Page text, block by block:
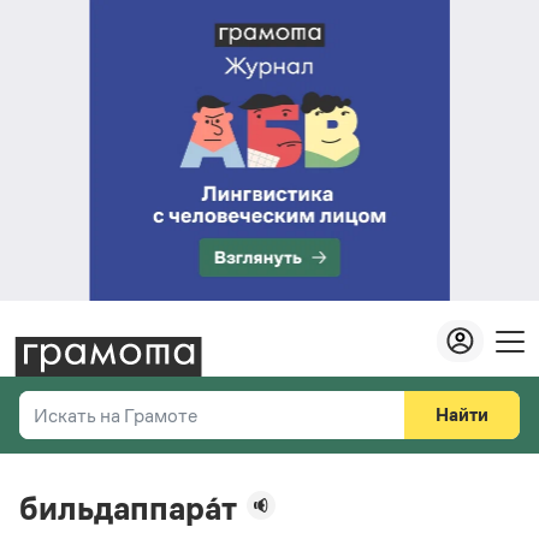
Искать на Грамоте
Справочная служба
Найти
бильдаппара́т